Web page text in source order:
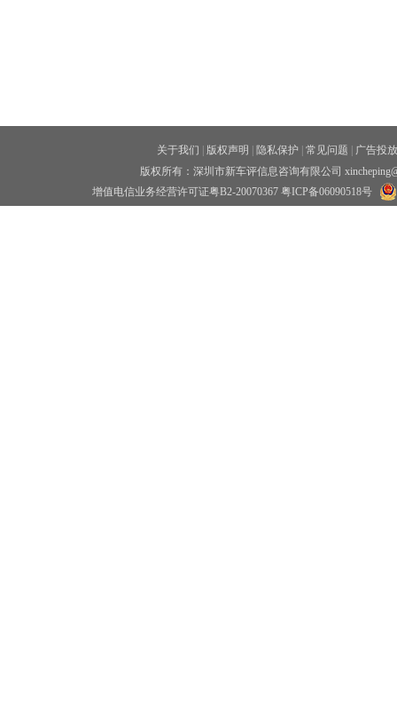
关于我们 版权声明 隐私保护 常见问题
广告投放
版权所有：深圳市新车评信息咨询有限公司
增值电信业务经营许可证粤B2-20070367 粤ICP备06090518号